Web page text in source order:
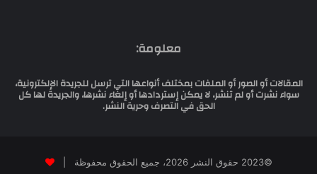
معلومة:
المقالات أو الصور أو الملفات بمختلف أنواعها التي ترسل للجريدة الإلكترونية،
سواء نشرت أو لم تنشر، لا يمكن إستردادها أو إلغاء نشرها، والجريدة لها كل
الحق في التصرف وحرية النشر.
©2023 حقوق النشر 2026، جميع الحقوق محفوظة |